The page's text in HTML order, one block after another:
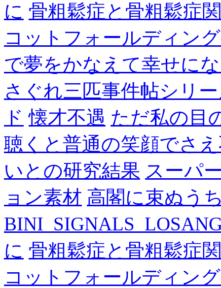
に 骨粗鬆症と骨粗鬆症
コットフォールディン
で夢をかなえて幸せに
さぐれ三匹事件帖シリ
ド 懐才不遇 ただ私の目
聴くと普通の笑顔でさ
いとの研究結果 スーパ
ョン素材 高閣に束ぬう
に 骨粗鬆症と骨粗鬆症
コットフォールディン